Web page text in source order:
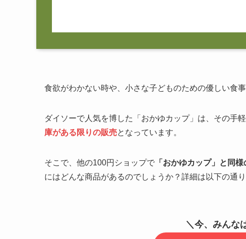
食欲がわかない時や、小さな子どものための優しい食
ダイソーで人気を博した「おかゆカップ」は、その手
庫がある限りの販売となっています。
そこで、他の100円ショップで 「おかゆカップ」と同
にはどんな商品があるのでしょうか？詳細は以下の通り
＼今、みんな